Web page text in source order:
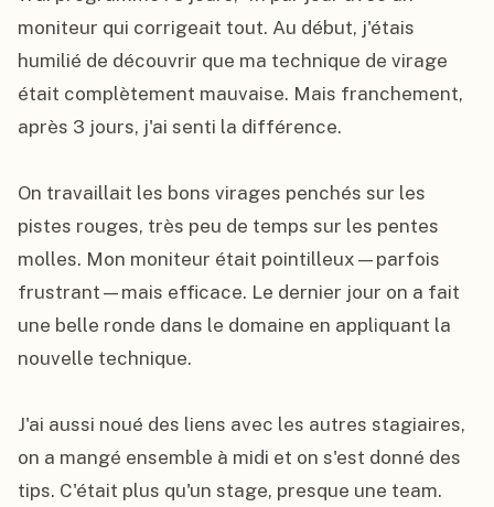
moniteur qui corrigeait tout. Au début, j'étais
humilié de découvrir que ma technique de virage
était complètement mauvaise. Mais franchement,
après 3 jours, j'ai senti la différence.
On travaillait les bons virages penchés sur les
pistes rouges, très peu de temps sur les pentes
molles. Mon moniteur était pointilleux—parfois
frustrant—mais efficace. Le dernier jour on a fait
une belle ronde dans le domaine en appliquant la
nouvelle technique.
J'ai aussi noué des liens avec les autres stagiaires,
on a mangé ensemble à midi et on s'est donné des
tips. C'était plus qu'un stage, presque une team.